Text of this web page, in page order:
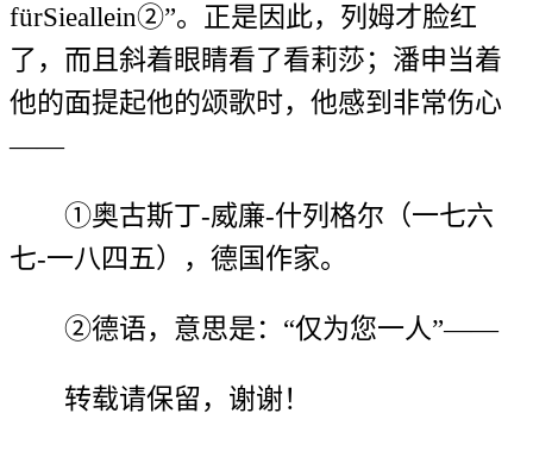
fürSieallein②”。正是因此，列姆才脸红
了，而且斜着眼睛看了看莉莎；潘申当着
他的面提起他的颂歌时，他感到非常伤心
——
①奥古斯丁-威廉-什列格尔（一七六
七-一八四五），德国作家。
②德语，意思是：“仅为您一人”——
转载请保留，谢谢！